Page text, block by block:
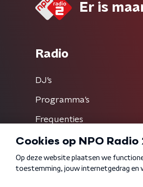
Er is
Radio
DJ’s
Programma's
Frequenties
Algemene voorwaarden